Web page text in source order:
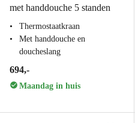
met handdouche 5 standen
Thermostaatkraan
Met handdouche en
doucheslang
694,-
Maandag in huis